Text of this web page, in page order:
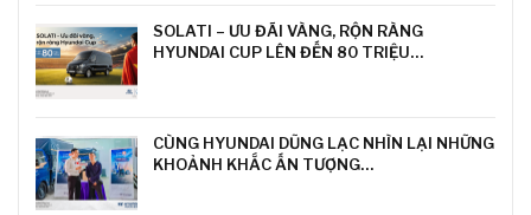
SOLATI – ƯU ĐÃI VÀNG, RỘN RÀNG
HYUNDAI CUP LÊN ĐẾN 80 TRIỆU…
CÙNG HYUNDAI DŨNG LẠC NHÌN LẠI NHỮNG
KHOẢNH KHẮC ẤN TƯỢNG…